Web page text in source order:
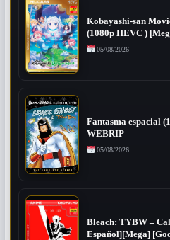
Kobayashi-san
(1080p HEVC )
05/08/2026
Fantasma espacial
WEBRIP
05/08/2026
Bleach: TYBW –
Español][Mega]